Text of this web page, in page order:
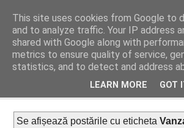
Distinct Imobiliare
Adrian Cocis 0742 129 909 ; Vasile
Se afișează postările cu eticheta
This site uses cookies from Google to
and to analyze traffic. Your IP address
shared with Google along with
metrics to ensure quality of service,
statistics, and to detect and address
LEARN MORE GOT